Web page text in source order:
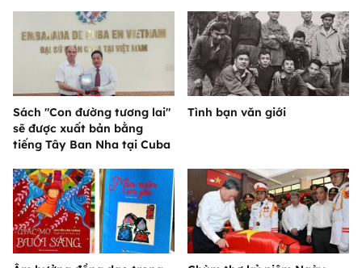
Sách "Con đường tương lai"
sẽ được xuất bản bằng
tiếng Tây Ban Nha tại Cuba
Tình bạn văn giới